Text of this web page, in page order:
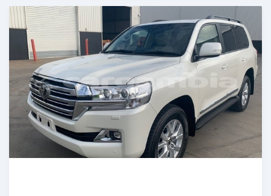
تم النشر منذ 18 يوم مضت